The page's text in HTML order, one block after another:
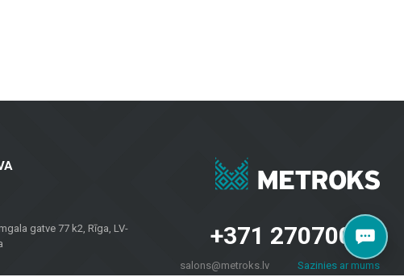
gatve 77 k2, Rīga, LV-
+371 27070040
salons@metroks.lv Sazinies ar mums